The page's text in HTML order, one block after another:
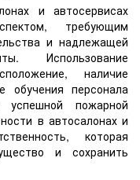
и автосервисах
требующим
и надлежащей
Использование
наличие
обучения персонала
пожарной
в автосалонах и
которая
и сохранить